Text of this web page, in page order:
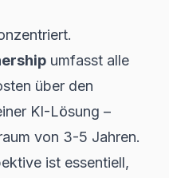
umfasst alle
über den
KI-Lösung –
von 3-5 Jahren.
ist essentiell,